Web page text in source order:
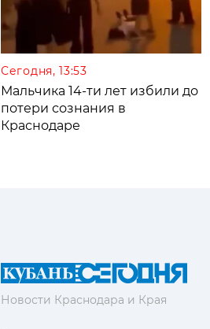
Сегодня, 13:53
Мальчика 14-ти лет избили до
потери сознания в
Краснодаре
Новости Краснодара и Края